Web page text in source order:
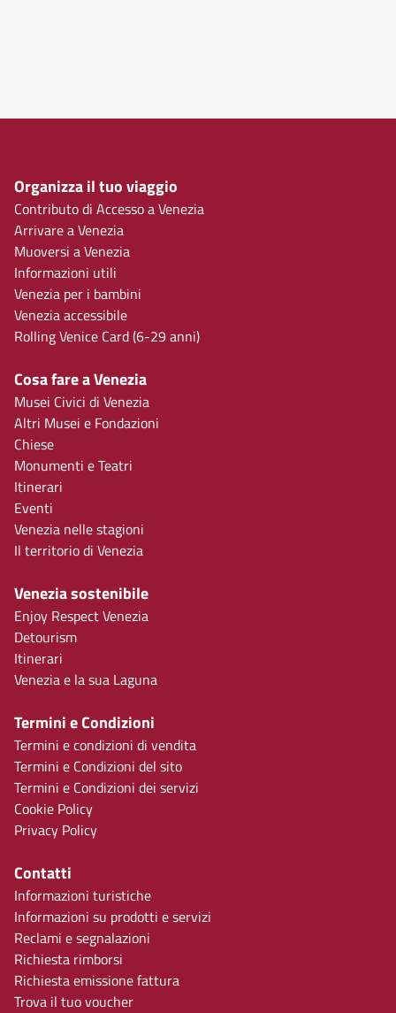
Organizza il tuo viaggio
Contributo di Accesso a Venezia
Arrivare a Venezia
Muoversi a Venezia
Informazioni utili
Venezia per i bambini
Venezia accessibile
Rolling Venice Card (6-29 anni)
Cosa fare a Venezia
Musei Civici di Venezia
Altri Musei e Fondazioni
Chiese
Monumenti e Teatri
Itinerari
Eventi
Venezia nelle stagioni
Il territorio di Venezia
Venezia sostenibile
Enjoy Respect Venezia
Detourism
Itinerari
Venezia e la sua Laguna
Termini e Condizioni
Termini e condizioni di vendita
Termini e Condizioni del sito
Termini e Condizioni dei servizi
Cookie Policy
Privacy Policy
Contatti
Informazioni turistiche
Informazioni su prodotti e servizi
Reclami e segnalazioni
Richiesta rimborsi
Richiesta emissione fattura
Trova il tuo voucher